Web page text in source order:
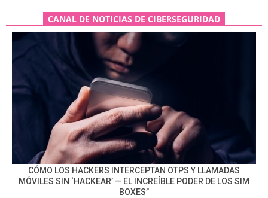
CANAL DE NOTICIAS DE CIBERSEGURIDAD
CÓMO LOS HACKERS INTERCEPTAN OTPS Y LLAMADAS
MÓVILES SIN ‘HACKEAR’ — EL INCREÍBLE PODER DE LOS SIM
BOXES”